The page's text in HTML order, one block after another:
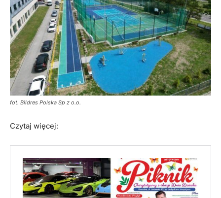
fot. Bildres Polska Sp z o.o.
Czytaj więcej: